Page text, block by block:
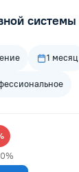
системы
1 месяц